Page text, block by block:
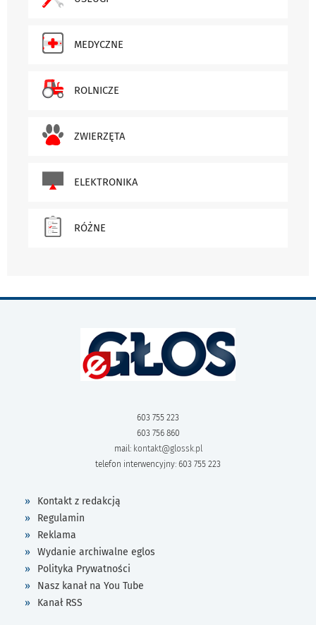
MEDYCZNE
ROLNICZE
ZWIERZĘTA
ELEKTRONIKA
RÓŻNE
603 755 223
603 756 860
mail: kontakt@glossk.pl
telefon interwencyjny: 603 755 223
Kontakt z redakcją
Regulamin
Reklama
Wydanie archiwalne eglos
Polityka Prywatności
Nasz kanał na You Tube
Kanał RSS